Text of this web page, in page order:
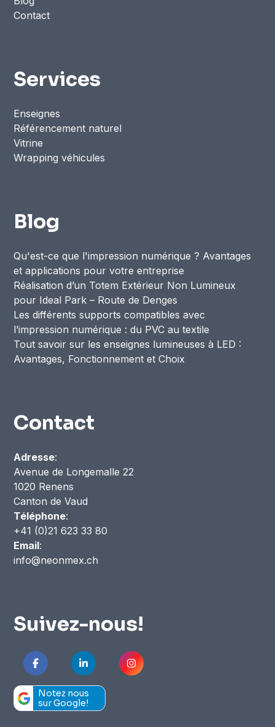
Contact
Services
Enseignes
Référencement naturel
Vitrine
Wrapping véhicules
Blog
Qu'est-ce que l'impression numérique ? Avantages
et applications pour votre entreprise
Réalisation d’un Totem Extérieur Non Lumineux
pour Ideal Park – Route de Denges
Les différents supports compatibles avec
l’impression numérique : du PVC au textile
Tout savoir sur les enseignes lumineuses à LED :
Avantages, Fonctionnement et Choix
Contact
Adresse:
Avenue de Longemalle 22
1020 Renens
Canton de Vaud
Téléphone:
+41 (0)21 623 33 80
Email:
info@neonmex.ch
Suivez-nous!
Notez nous
sur Google!